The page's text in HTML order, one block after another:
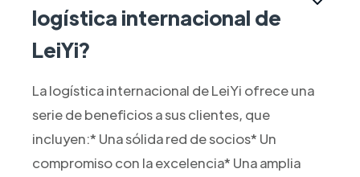
logística internacional de
LeiYi?
La logística internacional de LeiYi ofrece una
serie de beneficios a sus clientes, que
incluyen:* Una sólida red de socios* Un
compromiso con la excelencia* Una amplia